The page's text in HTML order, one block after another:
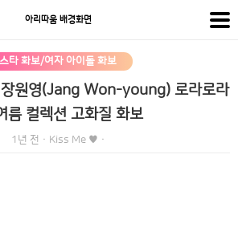
아리따움 배경화면
스타 화보/여자 아이돌 화보
장원영(Jang Won-young) 로라로라
름 컬렉션 고화질 화보
1년 전 · Kiss Me ♥ ·